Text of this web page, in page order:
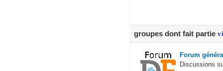
groupes dont fait partie
Forum
Discussions